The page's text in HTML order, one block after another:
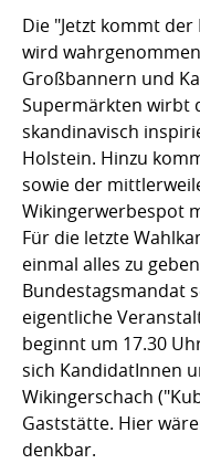
Die "Jetzt kommt der
wird
Großbannern und
Supermärkten wirbt
skandinavisch
Holstein. Hinzu
sowie der
Wikingerwerbespot
Für die letzte
einmal alles zu
Bundestagsmandat
eigentliche
beginnt um 17.30
sich KandidatInnen
Wikingerschach
Gaststätte. Hier
denkbar.